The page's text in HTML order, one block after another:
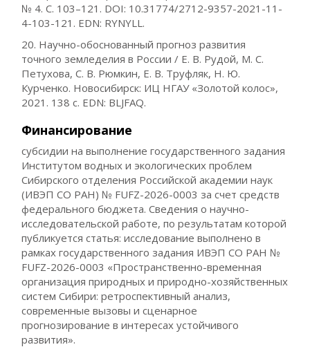
№ 4. С. 103–121. DOI: 10.31774/2712-9357-2021-11-
4-103-121. EDN: RYNYLL.
20. Научно-обоснованный прогноз развития
точного земледелия в России / Е. В. Рудой, М. С.
Петухова, С. В. Рюмкин, Е. В. Труфляк, Н. Ю.
Курченко. Новосибирск: ИЦ НГАУ «Золотой колос»,
2021. 138 с. EDN: BLJFAQ.
Финансирование
субсидии на выполнение государственного задания
Институтом водных и экологических проблем
Сибирского отделения Российской академии наук
(ИВЭП СО РАН) № FUFZ-2026-0003 за счет средств
федерального бюджета. Сведения о научно-
исследовательской работе, по результатам которой
публикуется статья: исследование выполнено в
рамках государственного задания ИВЭП СО РАН №
FUFZ-2026-0003 «Пространственно-временная
организация природных и природно-хозяйственных
систем Сибири: ретроспективный анализ,
современные вызовы и сценарное
прогнозирование в интересах устойчивого
развития».